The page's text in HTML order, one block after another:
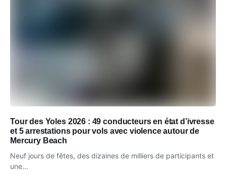
Tour des Yoles 2026 : 49 conducteurs en état d’ivresse
et 5 arrestations pour vols avec violence autour de
Mercury Beach
Neuf jours de fêtes, des dizaines de milliers de participants et
une...